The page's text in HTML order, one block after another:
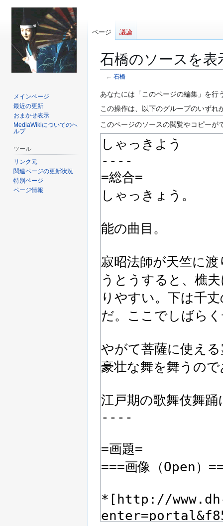
石橋のソースを表
← 石橋
ナ
ゲ
ー
シ
ョ
移
動
検
に
移
動
あなたには「このページの編集」を行
この操作は、以下のグループのいず
このページのソースの閲覧やコピーが
ページ 議論
メインページ
最近の更新
おまかせ表示
MediaWikiについてのヘ
ルプ
ツール
リンク元
関連ページの更新状況
特別ページ
ページ情報